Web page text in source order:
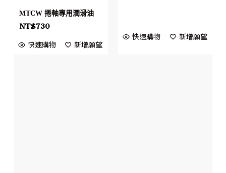
MTCW 捲軸專用潤滑油
NT$730
快速購物 新增願望
快速購物 新增願望